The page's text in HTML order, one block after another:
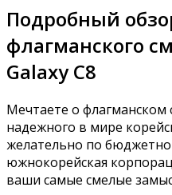
Подробный
флагманского
Galaxy C8
Мечтаете о флагманском
надежного в мире
желательно по
южнокорейская
ваши самые смелые